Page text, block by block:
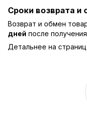
Сроки возврата и
Возврат и обмен
дней после
Детальнее на